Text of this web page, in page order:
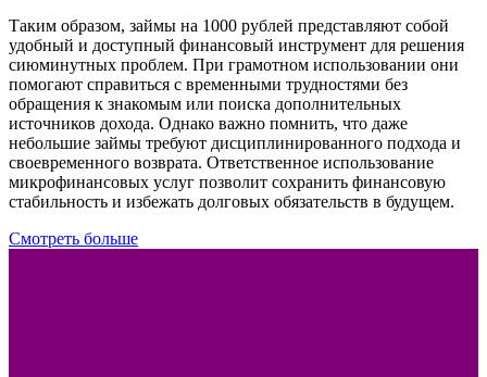
Таким образом, займы на 1000 рублей представляют собой
удобный и доступный финансовый инструмент для решения
сиюминутных проблем. При грамотном использовании они
помогают справиться с временными трудностями без
обращения к знакомым или поиска дополнительных
источников дохода. Однако важно помнить, что даже
небольшие займы требуют дисциплинированного подхода и
своевременного возврата. Ответственное использование
микрофинансовых услуг позволит сохранить финансовую
стабильность и избежать долговых обязательств в будущем.
Смотреть больше